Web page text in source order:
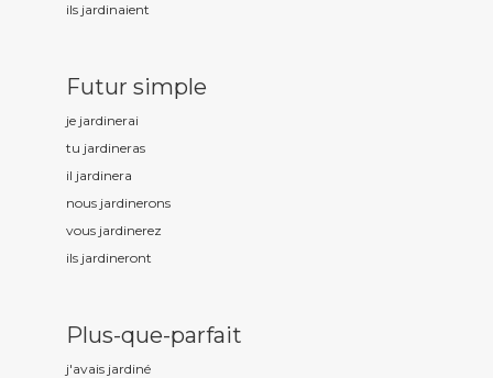
ils jardinaient
Futur simple
je jardinerai
tu jardineras
il jardinera
nous jardinerons
vous jardinerez
ils jardineront
Plus-que-parfait
j'avais jardiné